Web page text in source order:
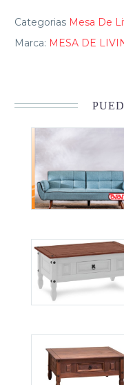
Categorias Mesa De
Marca: MESA DE